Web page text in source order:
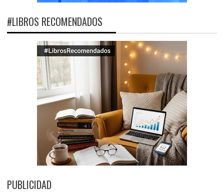
#LIBROS RECOMENDADOS
PUBLICIDAD